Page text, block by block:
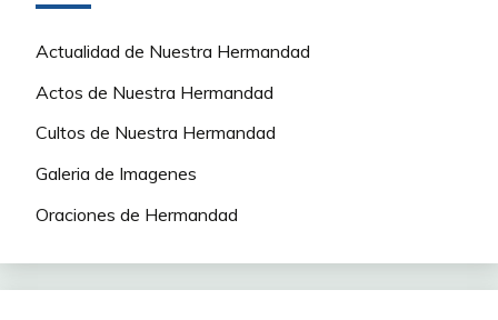
Actualidad de Nuestra Hermandad
Actos de Nuestra Hermandad
Cultos de Nuestra Hermandad
Galeria de Imagenes
Oraciones de Hermandad